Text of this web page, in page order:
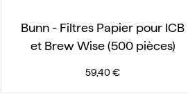
Bunn - Filtres Papier pour ICB
et Brew Wise (500 pièces)
59,40 €